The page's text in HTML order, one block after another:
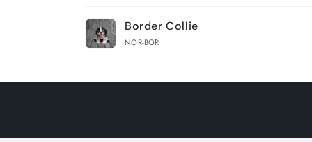
Dein
Warenkorb
Border Collie
NOR-BOR
geladen ...